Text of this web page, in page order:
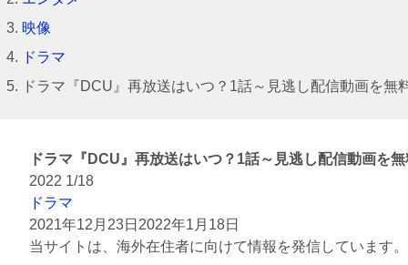
映像
ドラマ
ドラマ『DCU』再放送はいつ？1話～見逃し配信動画を無
ドラマ『DCU』再放送はいつ？1話～見逃し配信動画を
2022 1/18
ドラマ
2021年12月23日 2022年1月18日
当サイトは、海外在住者に向けて情報を発信しています。